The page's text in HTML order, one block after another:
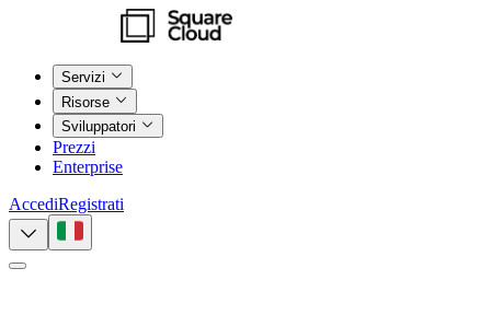
Servizi
Risorse
Sviluppatori
Prezzi
Enterprise
AccediRegistrati